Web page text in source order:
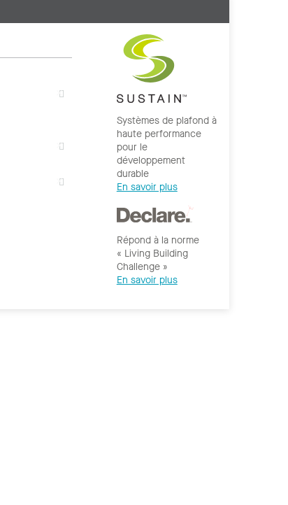
Systèmes de plafond à
haute performance
pour le
développement
durable
En savoir plus
Répond à la norme
« Living Building
Challenge »
En savoir plus